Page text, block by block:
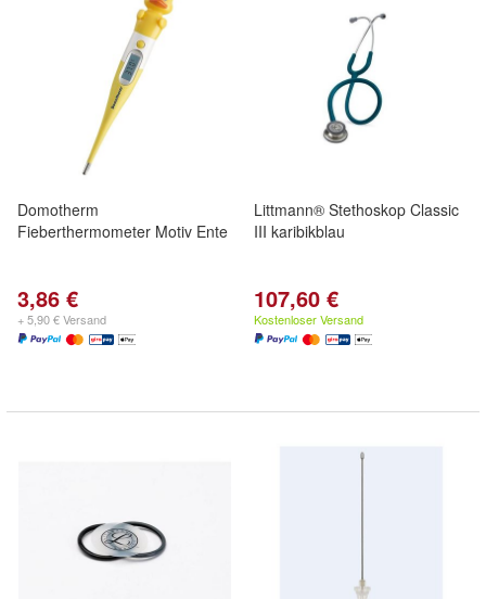
Domotherm
Fieberthermometer Motiv Ente
3,86 €
+ 5,90 € Versand
Littmann® Stethoskop Classic
III karibikblau
107,60 €
Kostenloser Versand